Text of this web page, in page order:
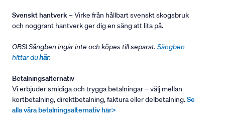
Svenskt hantverk– Virke från hållbart svenskt skogsbruk
och noggrant hantverk ger dig en säng att lita på.
OBS! Sängben ingår inte och köpes till separat. Sängben
hittar duhär.
Betalningsalternativ
Vi erbjuder smidiga och trygga betalningar – välj mellan
kortbetalning, direktbetalning, faktura eller delbetalning.Se
alla våra betalningsalternativ här>